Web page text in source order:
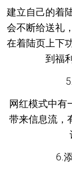
建立自己的着
会不断给送礼
在着陆页上下
到福
网红模式中
带来信息流，
6.